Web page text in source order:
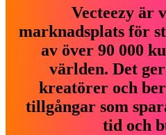
Vecteezy är
marknadsplats för
av över 90 000
världen. Det
kreatörer och
tillgångar som
tid och